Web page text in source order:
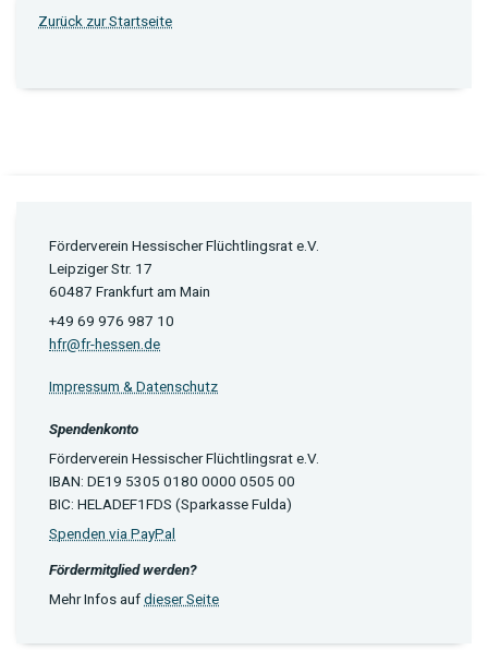
Zurück zur Startseite
Förderverein Hessischer Flüchtlingsrat e.V.
Leipziger Str. 17
60487 Frankfurt am Main
+49 69 976 987 10
hfr@fr-hessen.de
Impressum & Datenschutz
Spendenkonto
Förderverein Hessischer Flüchtlingsrat e.V.
IBAN: DE19 5305 0180 0000 0505 00
BIC: HELADEF1FDS (Sparkasse Fulda)
Spenden via PayPal
Fördermitglied werden?
Mehr Infos aufdieser Seite